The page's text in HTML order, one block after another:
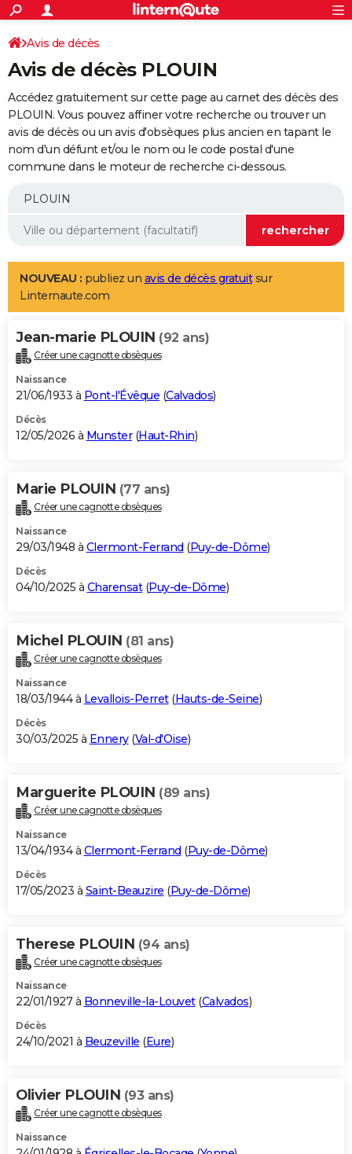
ACTUALITÉS
Politique
Société
Faits Divers
Education
Monde
Villes
+
SPORT
Coupe du monde 2026
Football
Tennis
Cyclisme
Rugby
Forum
Programme TV
TNT
Streaming
Cinéma
Sorties cinéma
Musique
+
FINANCE
Retraite
Epargne
Immobilier
Risques naturels par ville
Banque
Assurance
AUTO
Essais
Réserver un essai
Citadines
Berlines
SUV
Forum auto
+
Mobiles
Meilleur smartphone
Internet
Ordinateurs
Jeux vidéo
Guide high-tech
Aménagement intérieur
LIFESTYLE
Art de vivre
Bien-être
Loisirs
Mode
Modes de vie
Alimentation
Guide de la santé
Maladies
Médicaments
Sommeil
VOYAGE
Destinations
City break
Voyage nature
Voyage de noces
Forum
Climat
+PHOTO
GUIDES D'ACHAT
BONS PLANS
Carte de Noël
Carte Bonne année
Carte Saint-Valentin
Carte Pâques
Carte d'anniversaire
DICTIONNAIRE
Dictionnaire
Biographies
Citations
Expressions
Proverbes
PROGRAMME TV
S'inscrire
Se connecter
Lycées
Collèges
Primaires
Universités
Entreprises
Service militaire
Avis de recherche
AVIS DE DÉCÈS
Bricolage
Lifestyle
Culture
Sport
Auto
Television
Voyage
Cinema
Avis de décès
Avis de décès PLOUIN
Accédez gratuitement sur cette page au carnet des décès des
PLOUIN. Vous pouvez affiner votre recherche ou trouver un
avis de décès ou un avis d'obsèques plus ancien en tapant le
nom d'un défunt et/ou le nom ou le code postal d'une
commune dans le moteur de recherche ci-dessous.
NOUVEAU : publiez un avis de décès gratuitsur
Linternaute.com
Jean-marie PLOUIN (92 ans)
Créer une cagnotte obsèques
Naissance
21/06/1933 à Pont-l'Évêque (Calvados)
Décès
12/05/2026 à Munster(Haut-Rhin)
Marie PLOUIN (77 ans)
Créer une cagnotte obsèques
Naissance
29/03/1948 à Clermont-Ferrand (Puy-de-Dôme)
Décès
04/10/2025 à Charensat(Puy-de-Dôme)
Michel PLOUIN (81 ans)
Créer une cagnotte obsèques
Naissance
18/03/1944 à Levallois-Perret(Hauts-de-Seine)
Décès
30/03/2025 à Ennery(Val-d'Oise)
Marguerite PLOUIN (89 ans)
Créer une cagnotte obsèques
Naissance
13/04/1934 à Clermont-Ferrand (Puy-de-Dôme)
Décès
17/05/2023 à Saint-Beauzire (Puy-de-Dôme)
Therese PLOUIN (94 ans)
Créer une cagnotte obsèques
Naissance
22/01/1927 à Bonneville-la-Louvet(Calvados)
Décès
24/10/2021 à Beuzeville (Eure)
Olivier PLOUIN (93 ans)
Créer une cagnotte obsèques
Naissance